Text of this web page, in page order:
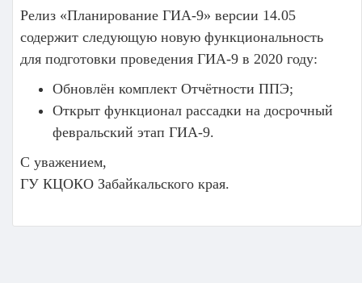
Релиз «Планирование ГИА-9» версии 14.05
содержит следующую новую функциональность
для подготовки проведения ГИА-9 в 2020 году:
Обновлён комплект Отчётности ППЭ;
Открыт функционал рассадки на досрочный
февральский этап ГИА-9.
С уважением,
ГУ КЦОКО Забайкальского края.